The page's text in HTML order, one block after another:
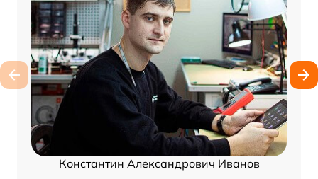
Константин Александрович Иванов